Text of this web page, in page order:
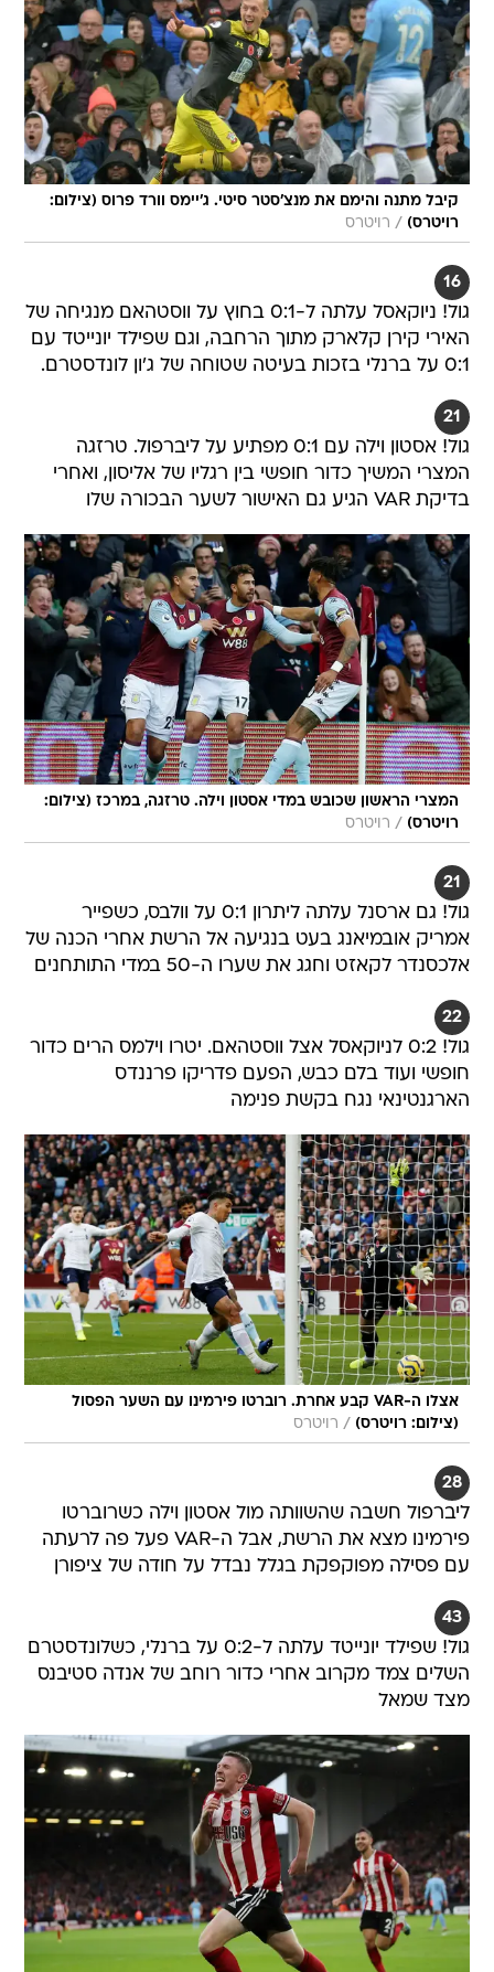
קיבל מתנה והימם את מנצ'סטר סיטי. ג'יימס וורד פרוס (צילום:
רויטרס) / רויטרס
16
גול! ניוקאסל עלתה ל-0:1 בחוץ על ווסטהאם מנגיחה של
האירי קירן קלארק מתוך הרחבה, וגם שפילד יונייטד עם
0:1 על ברנלי בזכות בעיטה שטוחה של ג'ון לונדסטרם.
21
גול! אסטון וילה עם 0:1 מפתיע על ליברפול. טרזגה
המצרי המשיך כדור חופשי בין רגליו של אליסון, ואחרי
בדיקת VAR הגיע גם האישור לשער הבכורה שלו
המצרי הראשון שכובש במדי אסטון וילה. טרזגה, במרכז (צילום:
רויטרס) / רויטרס
21
גול! גם ארסנל עלתה ליתרון 0:1 על וולבס, כשפייר
אמריק אובמיאנג בעט בנגיעה אל הרשת אחרי הכנה של
אלכסנדר לקאזט וחגג את שערו ה-50 במדי התותחנים
22
גול! 0:2 לניוקאסל אצל ווסטהאם. יטרו וילמס הרים כדור
חופשי ועוד בלם כבש, הפעם פדריקו פרננדס
הארגנטינאי נגח בקשת פנימה
אצלו ה-VAR קבע אחרת. רוברטו פירמינו עם השער הפסול
(צילום: רויטרס) / רויטרס
28
ליברפול חשבה שהשוותה מול אסטון וילה כשרוברטו
פירמינו מצא את הרשת, אבל ה-VAR פעל פה לרעתה
עם פסילה מפוקפקת בגלל נבדל על חודה של ציפורן
43
גול! שפילד יונייטד עלתה ל-0:2 על ברנלי, כשלונדסטרם
השלים צמד מקרוב אחרי כדור רוחב של אנדה סטיבנס
מצד שמאל